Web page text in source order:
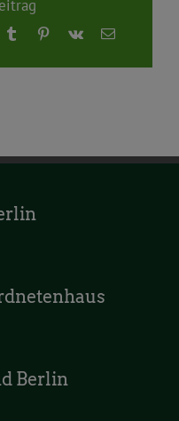
TumblrPinterest
Vk
E-
Berlin